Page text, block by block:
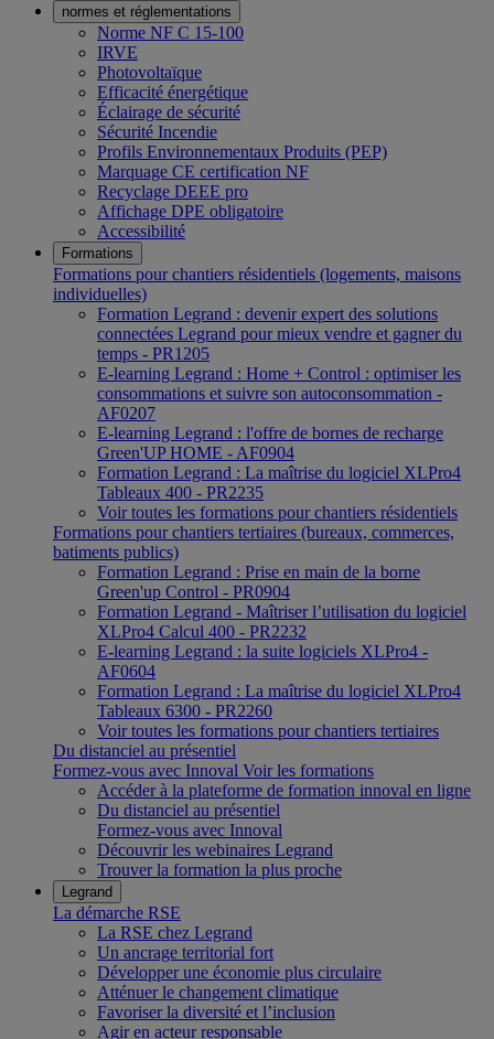
normes et réglementations
Norme NF C 15-100
IRVE
Photovoltaïque
Efficacité énergétique
Éclairage de sécurité
Sécurité Incendie
Profils Environnementaux Produits (PEP)
Marquage CE certification NF
Recyclage DEEE pro
Affichage DPE obligatoire
Accessibilité
Formations
Formations pour chantiers résidentiels (logements, maisons
individuelles)
Formation Legrand : devenir expert des solutions
connectées Legrand pour mieux vendre et gagner du
temps - PR1205
E-learning Legrand : Home + Control : optimiser les
consommations et suivre son autoconsommation -
AF0207
E-learning Legrand : l'offre de bornes de recharge
Green'UP HOME - AF0904
Formation Legrand : La maîtrise du logiciel XLPro4
Tableaux 400 - PR2235
Voir toutes les formations pour chantiers résidentiels
Formations pour chantiers tertiaires (bureaux, commerces,
batiments publics)
Formation Legrand : Prise en main de la borne
Green'up Control - PR0904
Formation Legrand - Maîtriser l’utilisation du logiciel
XLPro4 Calcul 400 - PR2232
E-learning Legrand : la suite logiciels XLPro4 -
AF0604
Formation Legrand : La maîtrise du logiciel XLPro4
Tableaux 6300 - PR2260
Voir toutes les formations pour chantiers tertiaires
Du distanciel au présentiel
Formez-vous avec Innoval Voir les formations
Accéder à la plateforme de formation innoval en ligne
Du distanciel au présentiel
Formez-vous avec Innoval
Découvrir les webinaires Legrand
Trouver la formation la plus proche
Legrand
La démarche RSE
La RSE chez Legrand
Un ancrage territorial fort
Développer une économie plus circulaire
Atténuer le changement climatique
Favoriser la diversité et l’inclusion
Agir en acteur responsable